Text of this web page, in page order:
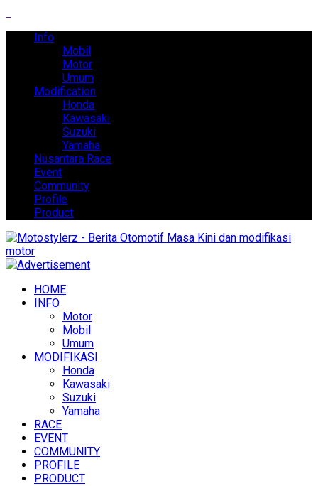
Info
Mobil
Motor
Umum
Modification
Honda
Kawasaki
Suzuki
Yamaha
Nusantara Race
Event
Community
Profile
Product
HOME
INFO
Motor
Mobil
Umum
MODIFIKASI
Honda
Kawasaki
Suzuki
Yamaha
RACE
EVENT
COMMUNITY
PROFILE
PRODUCT